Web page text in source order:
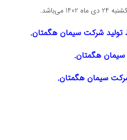
شركت سيمان هگمتان.
هگمتان.
سيمان هگمتان.